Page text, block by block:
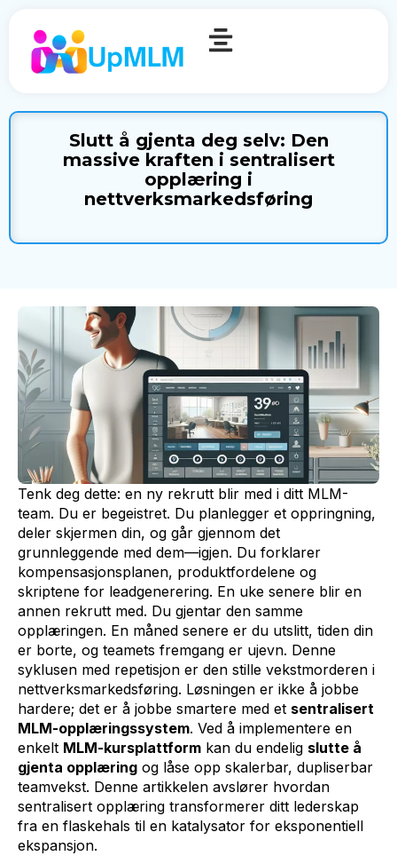
Slutt å gjenta deg selv: Den
massive kraften i sentralisert
opplæring i
nettverksmarkedsføring
Tenk deg dette: en ny rekrutt blir med i ditt MLM-
team. Du er begeistret. Du planlegger et oppringning,
deler skjermen din, og går gjennom det
grunnleggende med dem—igjen. Du forklarer
kompensasjonsplanen, produktfordelene og
skriptene for leadgenerering. En uke senere blir en
annen rekrutt med. Du gjentar den samme
opplæringen. En måned senere er du utslitt, tiden din
er borte, og teamets fremgang er ujevn. Denne
syklusen med repetisjon er den stille vekstmorderen i
nettverksmarkedsføring. Løsningen er ikke å jobbe
hardere; det er å jobbe smartere med et sentralisert
MLM-opplæringssystem. Ved å implementere en
enkelt MLM-kursplattform kan du endelig slutte å
gjenta opplæring og låse opp skalerbar, dupliserbar
teamvekst. Denne artikkelen avslører hvordan
sentralisert opplæring transformerer ditt lederskap
fra en flaskehals til en katalysator for eksponentiell
ekspansjon.